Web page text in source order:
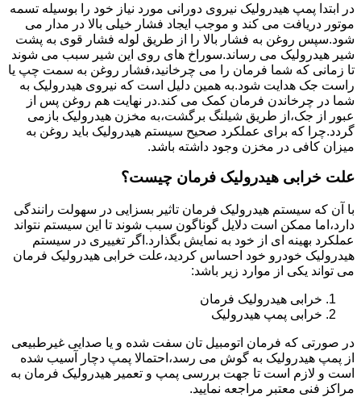
در ابتدا پمپ هیدرولیک نیروی دورانی مورد نیاز خود را بوسیله تسمه
موتور دریافت می کند و موجب ایجاد فشار خیلی بالا در مدار می
شود.سپس روغن به فشار بالا را از طریق لوله فشار قوی به پشت
شیر هیدرولیک می رساند.سوراخ های روی این شیر سبب می شوند
تا زمانی که شما فرمان را می چرخانید،فشار روغن به سمت چپ یا
راست جک هدایت شود.به همین دلیل است که نیروی هیدرولیک به
شما در چرخاندن فرمان کمک می کند.در نهایت هم روغن پس از
عبور از جک،از طریق شیلنگ برگشت،به مخزن هیدرولیک بازمی
گردد.چرا که برای عملکرد صحیح سیستم هیدرولیک باید روغن به
میزان کافی در مخزن وجود داشته باشد.
علت خرابی هیدرولیک فرمان چیست؟
با آن که سیستم هیدرولیک فرمان تاثیر بسزایی در سهولت رانندگی
دارد،اما ممکن است دلایل گوناگون سبب شوند تا این سیستم نتواند
عملکرد بهینه ای از خود به نمایش بگذارد.اگر تغییری در سیستم
هیدرولیک خودرو خود احساس کردید،علت خرابی هیدرولیک فرمان
می تواند یکی از موارد زیر باشد:
خرابی هیدرولیک فرمان
خرابی پمپ هیدرولیک
در صورتی که فرمان اتومبیل تان سفت شده و یا صدایی غیرطبیعی
از پمپ هیدرولیک به گوش می رسد،احتمالا پمپ دچار آسیب شده
است و لازم است تا جهت بررسی پمپ و تعمیر هیدرولیک فرمان به
مراکز فنی معتبر مراجعه نمایید.